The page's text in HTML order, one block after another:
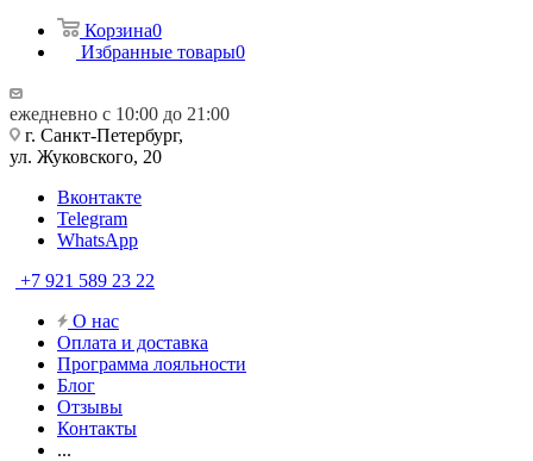
Корзина0
Избранные товары0
ежедневно с 10:00 до 21:00
г. Санкт-Петербург,
ул. Жуковского, 20
Вконтакте
Telegram
WhatsApp
+7 921 589 23 22
О нас
Оплата и доставка
Программа лояльности
Блог
Отзывы
Контакты
...